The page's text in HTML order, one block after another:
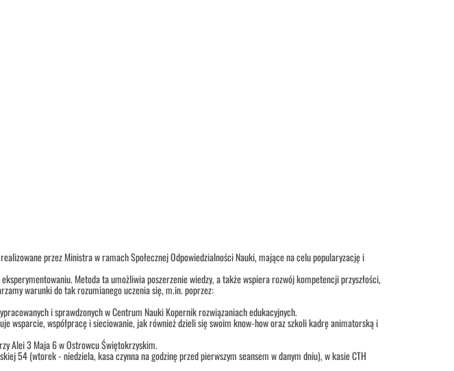
przez Ministra w ramach Społecznej Odpowiedzialności Nauki, mające na celu popularyzację i
Metoda ta umożliwia poszerzenie wiedzy, a także wspiera rozwój kompetencji przyszłości,
warunki do tak rozumianego uczenia się, m.in. poprzez:
i sprawdzonych w Centrum Nauki Kopernik rozwiązaniach edukacyjnych.
wsparcie, współpracę i sieciowanie, jak również dzieli się swoim know-how oraz szkoli kadrę animatorską i
Alei 3 Maja 6 w Ostrowcu Świętokrzyskim.
54 (wtorek - niedziela, kasa czynna na godzinę przed pierwszym seansem w danym dniu), w kasie CTH